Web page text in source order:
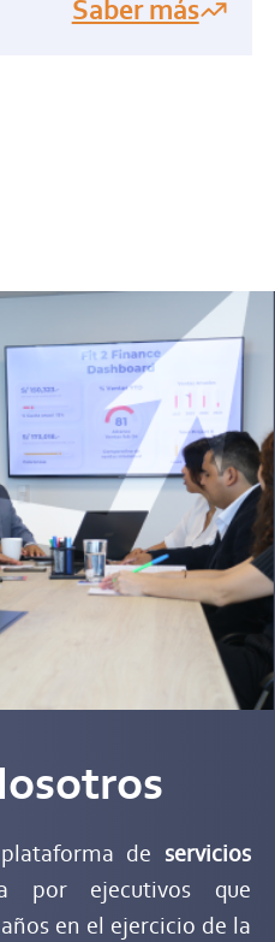
Saber más
de servicios
por ejecutivos que
en el ejercicio de la